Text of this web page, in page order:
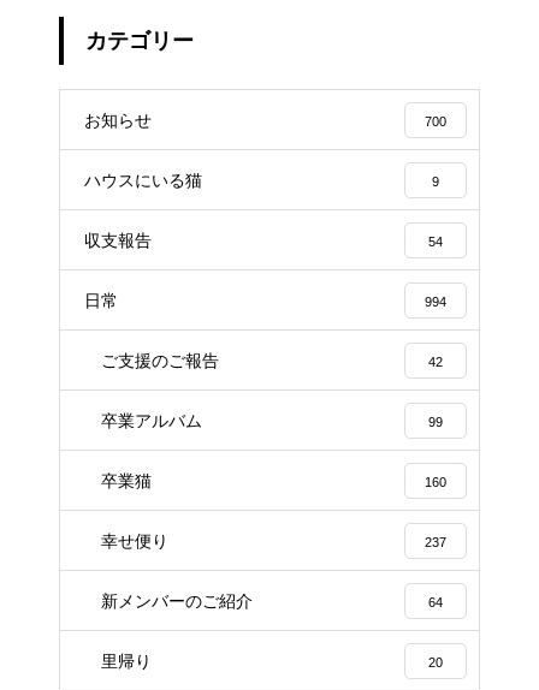
カテゴリー
お知らせ 700
ハウスにいる猫 9
収支報告 54
日常 994
ご支援のご報告 42
卒業アルバム 99
卒業猫 160
幸せ便り 237
新メンバーのご紹介 64
里帰り 20